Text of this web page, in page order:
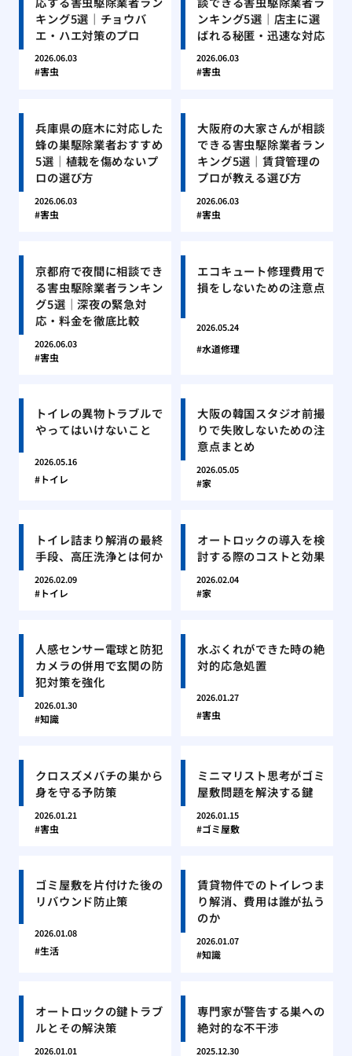
キング5選｜チョウバ
エ・ハエ対策のプロ
2026.06.03
害虫
ンキング5選｜店主に選
ばれる秘匿・迅速な対応
2026.06.03
害虫
兵庫県の庭木に対応した
蜂の巣駆除業者おすすめ
5選｜植栽を傷めないプ
ロの選び方
2026.06.03
害虫
大阪府の大家さんが相談
できる害虫駆除業者ラン
キング5選｜賃貸管理の
プロが教える選び方
2026.06.03
害虫
京都府で夜間に相談でき
る害虫駆除業者ランキン
グ5選｜深夜の緊急対
応・料金を徹底比較
2026.06.03
害虫
エコキュート修理費用で
損をしないための注意点
2026.05.24
水道修理
トイレの異物トラブルで
やってはいけないこと
2026.05.16
トイレ
大阪の韓国スタジオ前撮
りで失敗しないための注
意点まとめ
2026.05.05
家
トイレ詰まり解消の最終
手段、高圧洗浄とは何か
2026.02.09
トイレ
オートロックの導入を検
討する際のコストと効果
2026.02.04
家
人感センサー電球と防犯
カメラの併用で玄関の防
犯対策を強化
2026.01.30
知識
水ぶくれができた時の絶
対的応急処置
2026.01.27
害虫
クロスズメバチの巣から
身を守る予防策
2026.01.21
害虫
ミニマリスト思考がゴミ
屋敷問題を解決する鍵
2026.01.15
ゴミ屋敷
ゴミ屋敷を片付けた後の
リバウンド防止策
2026.01.08
生活
賃貸物件でのトイレつま
り解消、費用は誰が払う
のか
2026.01.07
知識
オートロックの鍵トラブ
ルとその解決策
2026.01.01
専門家が警告する巣への
絶対的な不干渉
2025.12.30